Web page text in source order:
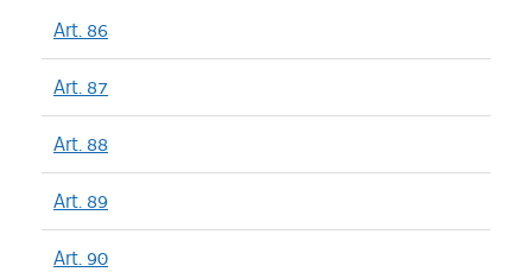
Art. 86
Art. 87
Art. 88
Art. 89
Art. 90